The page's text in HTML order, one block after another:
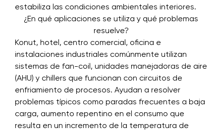
estabiliza las condiciones ambientales interiores.
¿En qué aplicaciones se utiliza y qué problemas
resuelve?
Konut, hotel, centro comercial, oficina e
instalaciones industriales comúnmente utilizan
sistemas de fan-coil, unidades manejadoras de aire
(AHU) y chillers que funcionan con circuitos de
enfriamiento de procesos. Ayudan a resolver
problemas típicos como paradas frecuentes a baja
carga, aumento repentino en el consumo que
resulta en un incremento de la temperatura de